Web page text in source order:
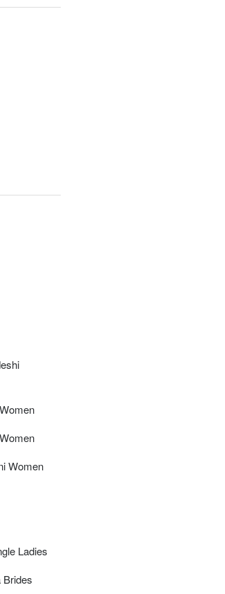
Women
Ladies
Brides